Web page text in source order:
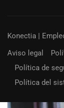
Konectia |
Aviso legal
Política de
Política del